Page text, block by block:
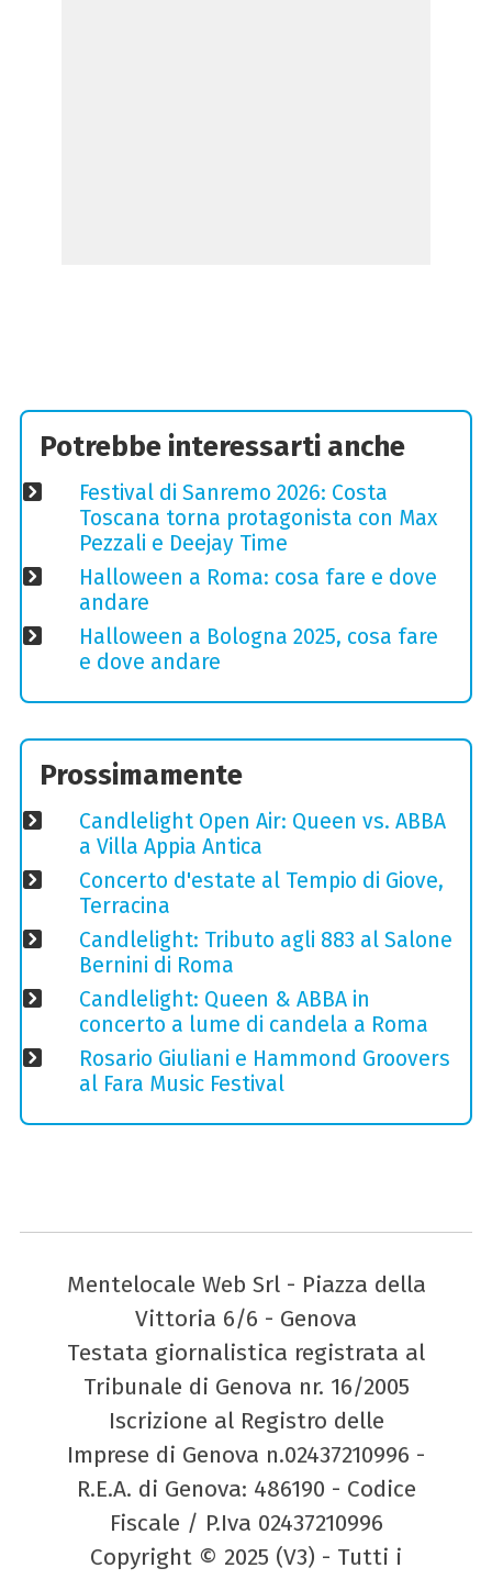
Potrebbe interessarti anche
Festival di Sanremo 2026: Costa
Toscana torna protagonista con Max
Pezzali e Deejay Time
Halloween a Roma: cosa fare e dove
andare
Halloween a Bologna 2025, cosa fare
e dove andare
Prossimamente
Candlelight Open Air: Queen vs. ABBA
a Villa Appia Antica
Concerto d'estate al Tempio di Giove,
Terracina
Candlelight: Tributo agli 883 al Salone
Bernini di Roma
Candlelight: Queen & ABBA in
concerto a lume di candela a Roma
Rosario Giuliani e Hammond Groovers
al Fara Music Festival
Mentelocale Web Srl - Piazza della
Vittoria 6/6 - Genova
Testata giornalistica registrata al
Tribunale di Genova nr. 16/2005
Iscrizione al Registro delle
Imprese di Genova n.02437210996 -
R.E.A. di Genova: 486190 - Codice
Fiscale / P.Iva 02437210996
Copyright © 2025 (V3) - Tutti i